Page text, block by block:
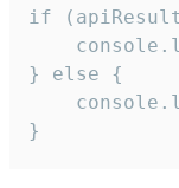
if
} else {
}